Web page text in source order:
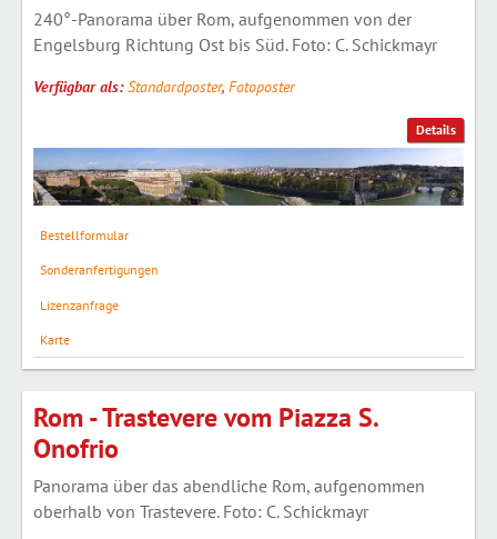
Details
240°-Panorama über Rom, aufgenommen von der
Engelsburg Richtung Ost bis Süd. Foto: C. Schickmayr
Verfügbar als:Standardposter, Fotoposter
Bestellformular
Sonderanfertigungen
Lizenzanfrage
Karte
Rom - Trastevere vom Piazza S.
Onofrio
Panorama über das abendliche Rom, aufgenommen
oberhalb von Trastevere. Foto: C. Schickmayr